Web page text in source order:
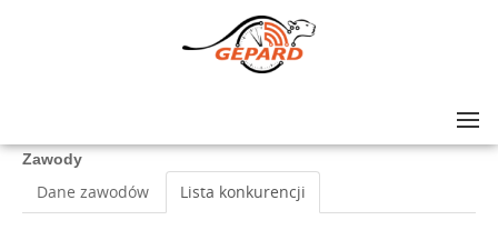
Zawody
Dane zawodów Lista konkurencji